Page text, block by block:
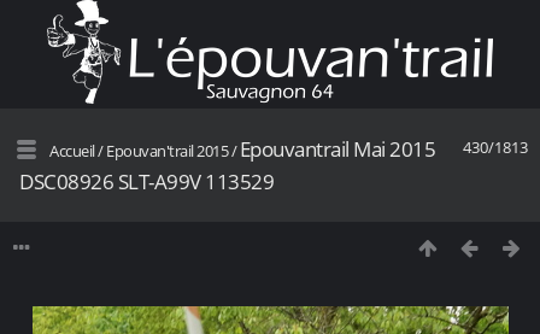
430/1813
Accueil/Epouvan'trail 2015/Epouvantrail Mai 2015
DSC08926 SLT-A99V 113529